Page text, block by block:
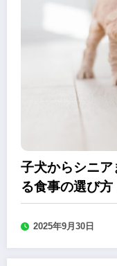
子犬からシニ
る食事の選び方
2025年9月30日